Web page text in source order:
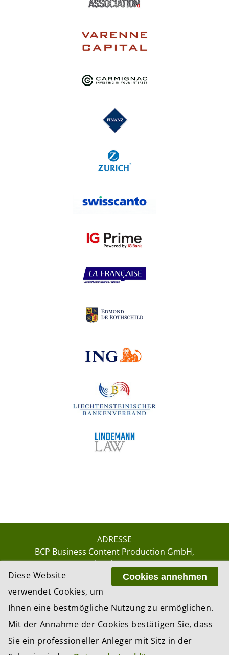
ADRESSE
BCP Business Content Production GmbH
Gotthardstrasse 38
8002 Zürich
GmbH, Zürich – Switzerland
Website by update AG, Zurich
Cookies annehmen
Diese Website
verwendet Cookies, um
Ihnen eine bestmögliche Nutzung zu ermöglichen.
Mit der Annahme der Cookies bestätigen Sie, dass
Sie ein professioneller Anleger mit Sitz in der